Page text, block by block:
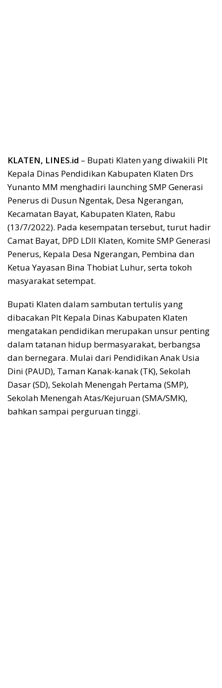
KLATEN, LINES.id – Bupati Klaten yang diwakili Plt
Kepala Dinas Pendidikan Kabupaten Klaten Drs
Yunanto MM menghadiri launching SMP Generasi
Penerus di Dusun Ngentak, Desa Ngerangan,
Kecamatan Bayat, Kabupaten Klaten, Rabu
(13/7/2022). Pada kesempatan tersebut, turut hadir
Camat Bayat, DPD LDII Klaten, Komite SMP Generasi
Penerus, Kepala Desa Ngerangan, Pembina dan
Ketua Yayasan Bina Thobiat Luhur, serta tokoh
masyarakat setempat.
Bupati Klaten dalam sambutan tertulis yang
dibacakan Plt Kepala Dinas Kabupaten Klaten
mengatakan pendidikan merupakan unsur penting
dalam tatanan hidup bermasyarakat, berbangsa
dan bernegara. Mulai dari Pendidikan Anak Usia
Dini (PAUD), Taman Kanak-kanak (TK), Sekolah
Dasar (SD), Sekolah Menengah Pertama (SMP),
Sekolah Menengah Atas/Kejuruan (SMA/SMK),
bahkan sampai perguruan tinggi.